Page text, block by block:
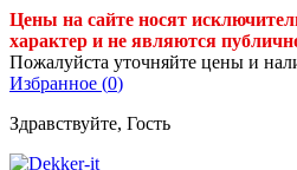
Цены на сайте носят
характер и не являются
Пожалуйста уточняйте цены и
Избранное (0)
Здравствуйте, Гость